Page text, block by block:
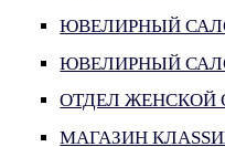
ЮВЕЛИРНЫЙ
ЮВЕЛИРНЫЙ
ОТДЕЛ ЖЕНСКОЙ
МАГАЗИН